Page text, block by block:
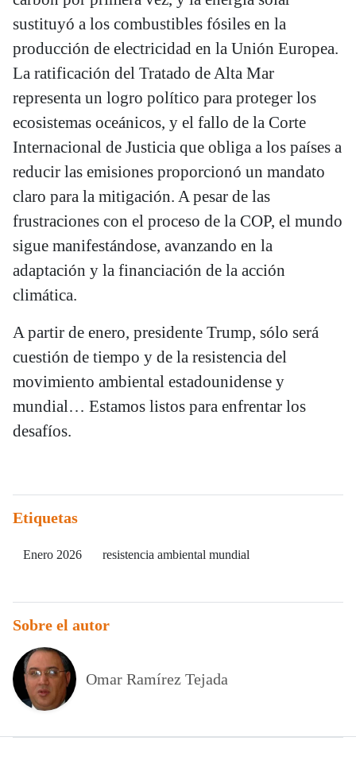
sustituyó a los combustibles fósiles en la
producción de electricidad en la Unión Europea.
La ratificación del Tratado de Alta Mar
representa un logro político para proteger los
ecosistemas oceánicos, y el fallo de la Corte
Internacional de Justicia que obliga a los países a
reducir las emisiones proporcionó un mandato
claro para la mitigación. A pesar de las
frustraciones con el proceso de la COP, el mundo
sigue manifestándose, avanzando en la
adaptación y la financiación de la acción
climática.
A partir de enero, presidente Trump, sólo será
cuestión de tiempo y de la resistencia del
movimiento ambiental estadounidense y
mundial… Estamos listos para enfrentar los
desafíos.
Etiquetas
Enero 2026 resistencia ambiental mundial
Sobre el autor
Omar Ramírez Tejada